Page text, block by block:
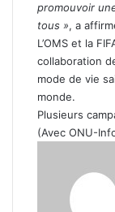
promouvoir
tous », a
L’OMS et la
collaboration
mode de vie
monde.
Plusieurs
(Avec ONU-